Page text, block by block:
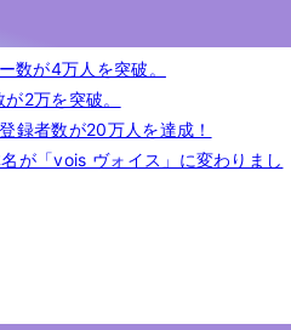
が4万人を突破。
2万を突破。
者数が20万人を達成！
「vois ヴォイス」に変わりまし